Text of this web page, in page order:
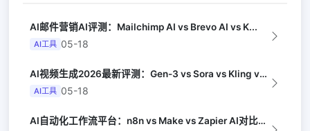
AI邮件营销AI评测：Mailchimp AI vs Brevo AI vs K...
AI工具 05-18
AI视频生成2026最新评测：Gen-3 vs Sora vs Kling vs...
AI工具 05-18
AI自动化工作流平台：n8n vs Make vs Zapier AI对比（Au...